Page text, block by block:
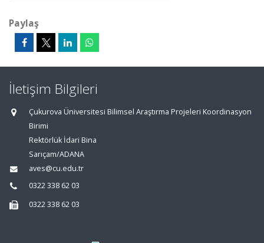
Paylaş
İletişim Bilgileri
Çukurova Üniversitesi Bilimsel Araştırma Projeleri Koordinasyon
Birimi
Rektörlük İdari Bina
Sarıçam/ADANA
aves@cu.edu.tr
0322 338 62 03
0322 338 62 03